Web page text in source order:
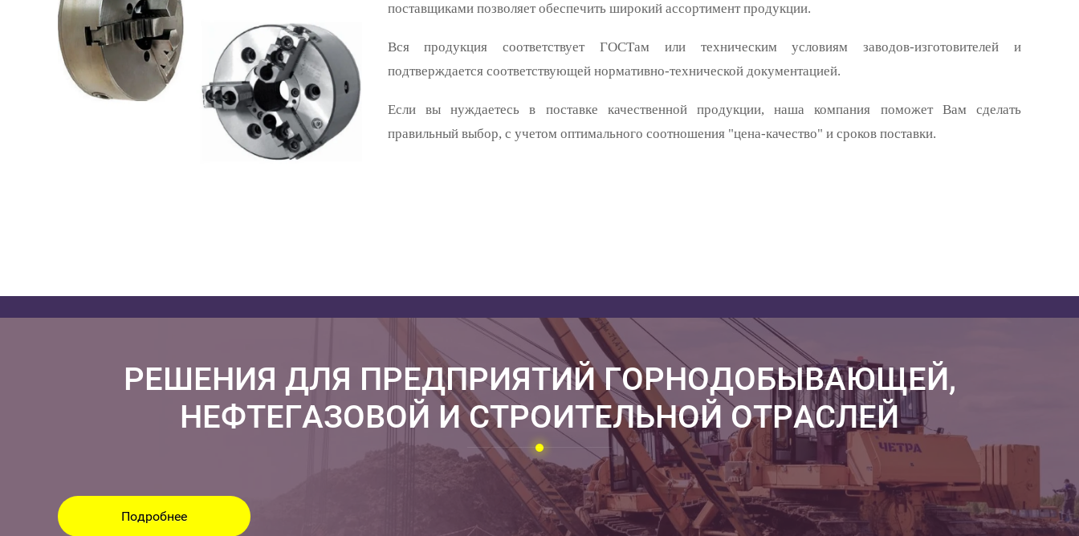
поставщиками позволяет обеспечить широкий ассортимент продукции.
Вся продукциясоответствует ГОСТам или техническим условиям заводов-изготовителей и
подтверждается соответствующей нормативно-технической документацией.
Если вы нуждаетесь в поставке качественной продукции, наша компания поможет Вам сделать
правильный выбор, с учетом оптимального соотношения "цена-качество" и сроков поставки.
РЕШЕНИЯ ДЛЯ ПРЕДПРИЯТИЙ ГОРНОДОБЫВАЮЩЕЙ,
НЕФТЕГАЗОВОЙ И СТРОИТЕЛЬНОЙ ОТРАСЛЕЙ
Подробнее